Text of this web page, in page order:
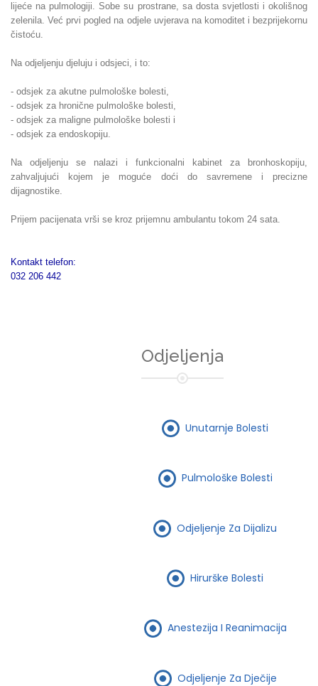
lijeće na pulmologiji. Sobe su prostrane, sa dosta svjetlosti i okolišnog
zelenila. Već prvi pogled na odjele uvjerava na komoditet i bezprijekornu
čistoću.
Na odjeljenju djeluju i odsjeci, i to:
- odsjek za akutne pulmološke bolesti,
- odsjek za hronične pulmološke bolesti,
- odsjek za maligne pulmološke bolesti i
- odsjek za endoskopiju.
Na odjeljenju se nalazi i funkcionalni kabinet za bronhoskopiju,
zahvaljujući kojem je moguće doći do savremene i precizne
dijagnostike.
Prijem pacijenata vrši se kroz prijemnu ambulantu tokom 24 sata.
Kontakt telefon:
032 206 442
Odjeljenja
Unutarnje Bolesti
Pulmološke Bolesti
Odjeljenje Za Dijalizu
Hirurške Bolesti
Anestezija I Reanimacija
Odjeljenje Za Dječije